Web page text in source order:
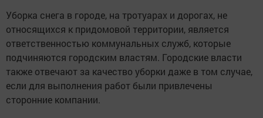
Уборка снега в городе, на тротуарах и дорогах, не
относящихся к придомовой территории, является
ответственностью коммунальных служб, которые
подчиняются городским властям. Городские власти
также отвечают за качество уборки даже в том случае,
если для выполнения работ были привлечены
сторонние компании.